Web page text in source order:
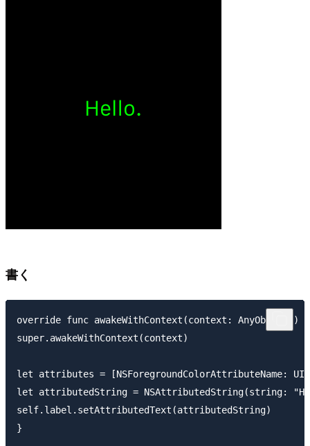
書く
override func awakeWithContext(context: AnyObject?) {
super.awakeWithContext(context)
let attributes = [NSForegroundColorAttributeName:
let attributedString = NSAttributedString(string:
self.label.setAttributedText(attributedString)